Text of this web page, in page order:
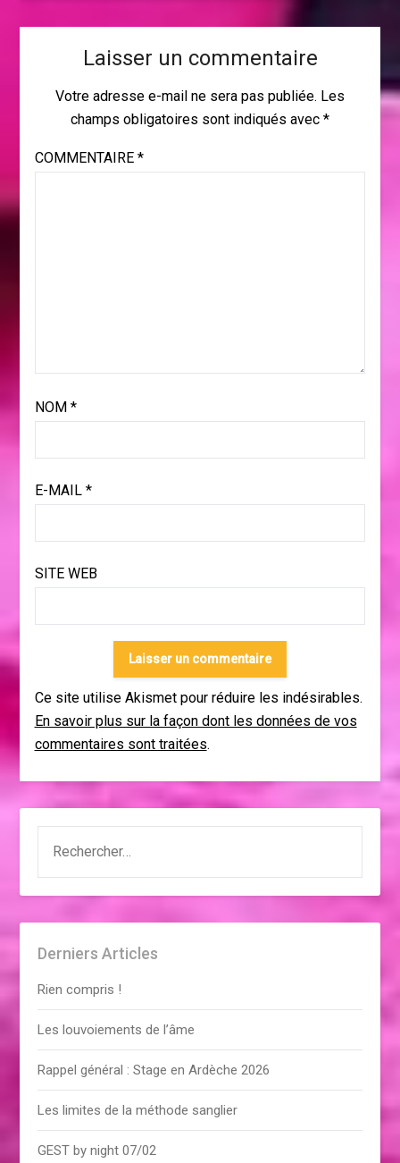
Laisser un commentaire
Votre adresse e-mail ne sera pas publiée. Les
champs obligatoires sont indiqués avec *
COMMENTAIRE *
NOM *
E-MAIL *
SITE WEB
Ce site utilise Akismet pour réduire les indésirables.
En savoir plus sur la façon dont les données de vos
commentaires sont traitées.
Derniers Articles
Rien compris !
Les louvoiements de l’âme
Rappel général : Stage en Ardèche 2026
Les limites de la méthode sanglier
GEST by night 07/02